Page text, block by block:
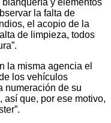
blanquería y elementos
la falta de
el acopio de la
de limpieza, todos
la misma agencia el
los vehículos
numeración de su
así que, por ese motivo,